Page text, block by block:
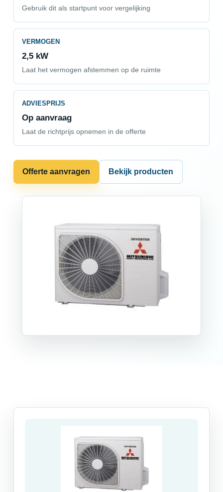
Gebruik dit als startpunt voor vergelijking
VERMOGEN
2,5 kW
Laat het vermogen afstemmen op de ruimte
ADVIESPRIJS
Op aanvraag
Laat de richtprijs opnemen in de offerte
Offerte aanvragen Bekijk producten